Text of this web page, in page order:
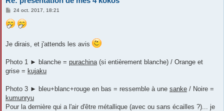
M
s
s
e
24 oct. 2017, 18:21
Je dirais, et j'attends les avis
Photo 1 ► blanche = purachina (si entièrement blanche) / Orange et
grise = kujaku
Photo 3 ► bleu+blanc+rouge en bas = ressemble à une sanke / Noire =
kumunryu
Pour la dernière qui a l'air d'être métallique (avec ou sans écailles ?)... je